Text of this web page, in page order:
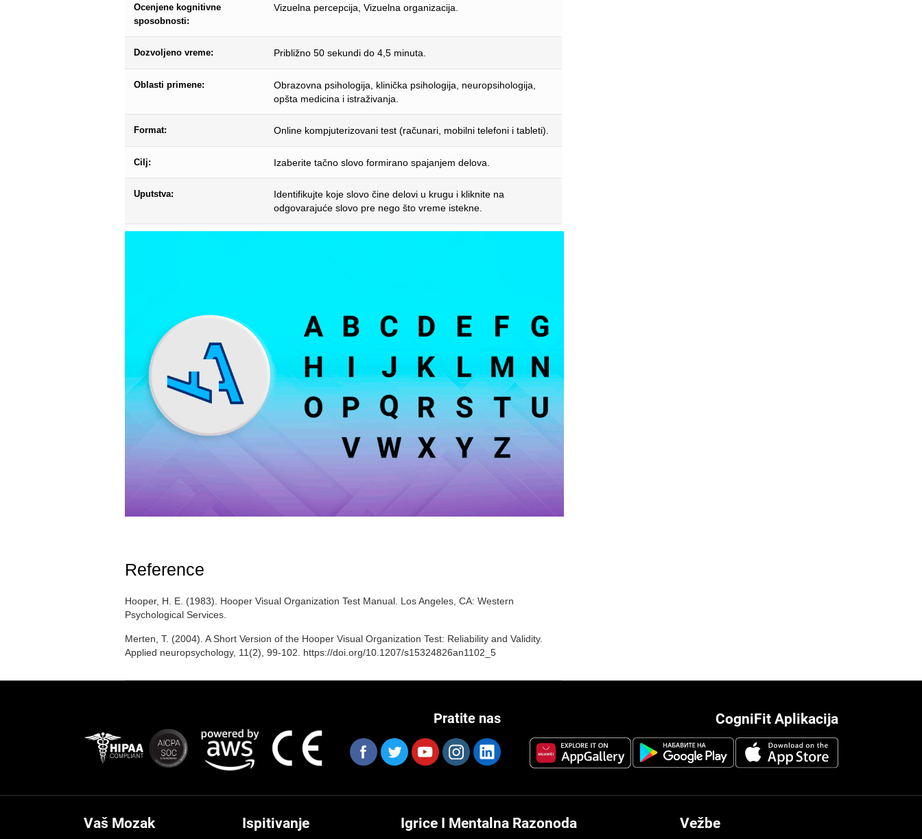
Ocenjene kognitivne
sposobnosti:
Vizuelna percepcija, Vizuelna organizacija.
Dozvoljeno vreme: Približno 50 sekundi do 4,5 minuta.
Oblasti primene:
Obrazovna psihologija, klinička psihologija, neuropsihologija,
opšta medicina i istraživanja.
Format: Online kompjuterizovani test (računari, mobilni telefoni i tableti).
Cilj: Izaberite tačno slovo formirano spajanjem delova.
Uputstva:
Identifikujte koje slovo čine delovi u krugu i kliknite na
odgovarajuće slovo pre nego što vreme istekne.
Reference
Hooper, H. E. (1983). Hooper Visual Organization Test Manual. Los Angeles, CA: Western
Psychological Services.
Merten, T. (2004). A Short Version of the Hooper Visual Organization Test: Reliability and Validity.
Applied neuropsychology, 11(2), 99-102. https://doi.org/10.1207/s15324826an1102_5
CogniFit Aplikacija
Pratite nas
Vaš Mozak Ispitivanje Igrice I Mentalna Razonoda Vežbe